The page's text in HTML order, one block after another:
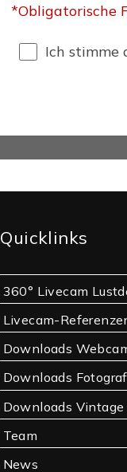
*Obligatorische
Ich stimme
Quicklinks
360° Livecam
Livecam-
Downloads
Downloads
Downloads Vintage
Team
News